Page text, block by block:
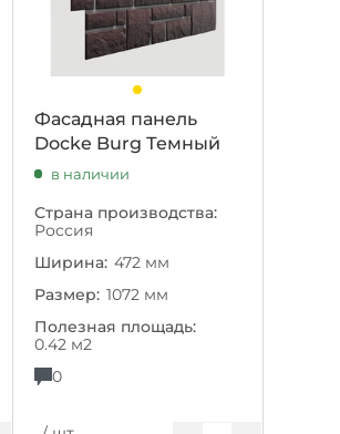
Фасадная панель
Docke Burg Темный
в наличии
Страна производства:
Россия
Ширина: 472 мм
Размер: 1072 мм
Полезная площадь:
0.42 м2
0